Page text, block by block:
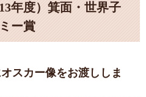
年度）箕面・世界子
ー賞
スカー像をお渡ししま